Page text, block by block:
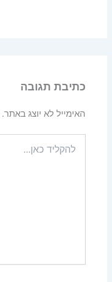
כתיבת תגובה
האימייל לא יוצג באתר.
כאן...